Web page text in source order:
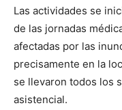
Las actividades se
de las jornadas
afectadas por las
precisamente en la
se llevaron todos los
asistencial.